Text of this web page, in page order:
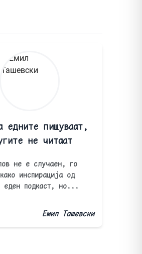
едните пишуваат,
не читаат
не е случаен, го
инспирација од
еден подкаст, но...
Емил Ташевски